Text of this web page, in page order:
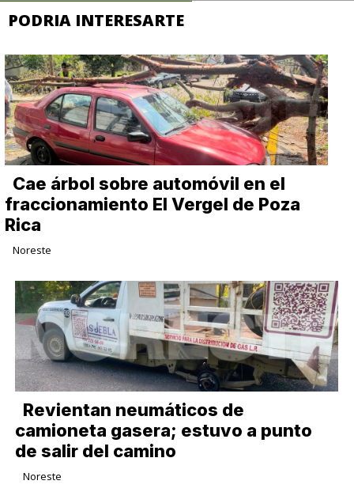
PODRIA INTERESARTE
Cae árbol sobre automóvil en el
fraccionamiento El Vergel de Poza
Rica
Noreste
Revientan neumáticos de
camioneta gasera; estuvo a punto
de salir del camino
Noreste